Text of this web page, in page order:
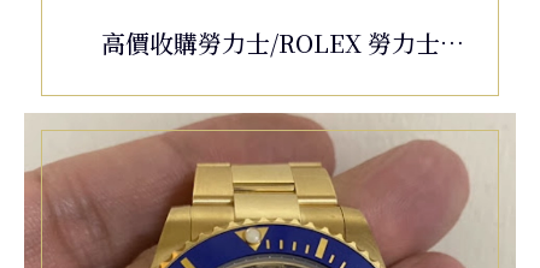
高價收購勞力士/ROLEX 勞力士
116622 蠔式 遊艇名仕型